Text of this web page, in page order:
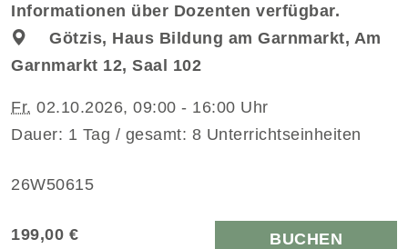
Informationen über Dozenten verfügbar.
Götzis, Haus Bildung am Garnmarkt, Am
Garnmarkt 12, Saal 102
Fr. 02.10.2026, 09:00 - 16:00 Uhr
Dauer: 1 Tag / gesamt: 8 Unterrichtseinheiten
26W50615
199,00 € BUCHEN